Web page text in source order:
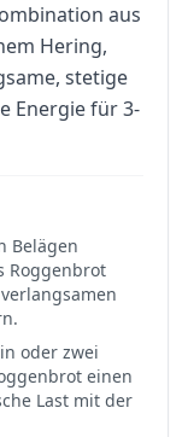
aus
Hering,
stetige
Energie für 3-
Belägen
Roggenbrot
oder zwei
einen
Last mit der